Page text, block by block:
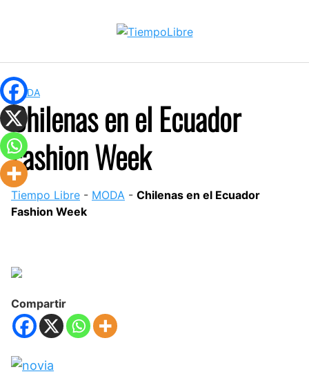
MODA
Chilenas en el Ecuador
Fashion Week
Tiempo Libre - MODA - Chilenas en el Ecuador
Fashion Week
Compartir